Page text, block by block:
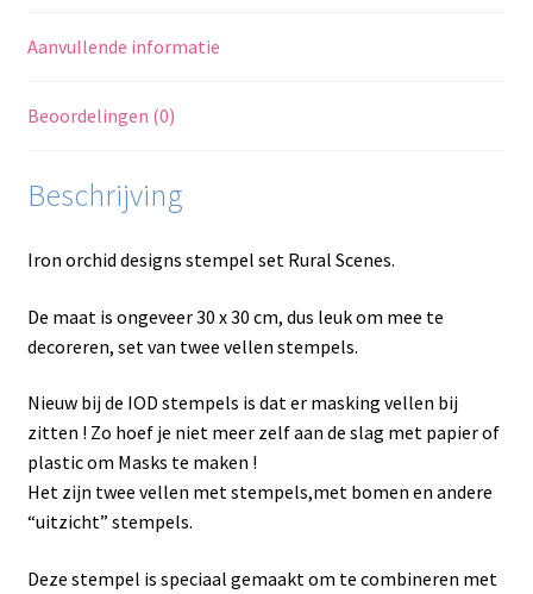
Aanvullende informatie
Beoordelingen (0)
Beschrijving
Iron orchid designs stempel set Rural Scenes.
De maat is ongeveer 30 x 30 cm, dus leuk om mee te
decoreren, set van twee vellen stempels.
Nieuw bij de IOD stempels is dat er masking vellen bij
zitten ! Zo hoef je niet meer zelf aan de slag met papier of
plastic om Masks te maken !
Het zijn twee vellen met stempels,met bomen en andere
“uitzicht” stempels.
Deze stempel is speciaal gemaakt om te combineren met